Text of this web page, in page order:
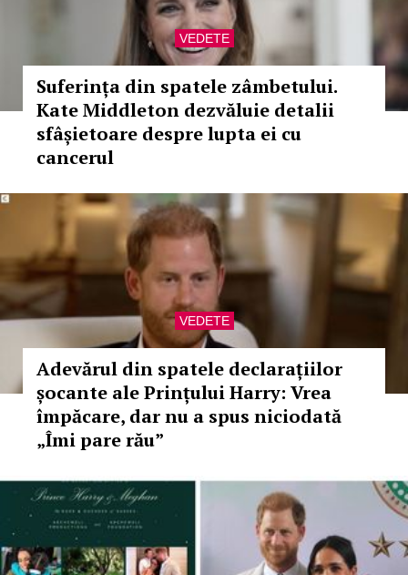
VEDETE
Suferința din spatele zâmbetului.
Kate Middleton dezvăluie detalii
sfâșietoare despre lupta ei cu
cancerul
VEDETE
Adevărul din spatele declarațiilor
șocante ale Prințului Harry: Vrea
împăcare, dar nu a spus niciodată
„Îmi pare rău”